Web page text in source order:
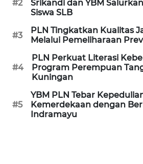
#2
Srikandi dan YBM
Siswa SLB
#3
PLN Tingkatkan Kualitas
Melalui Pemeliharaan
#4
PLN Perkuat Literasi
Program Perempuan
Kuningan
#5
YBM PLN Tebar
Kemerdekaan dengan
Indramayu
WN
PURWAKARTA
WN
PRIANGAN
WN